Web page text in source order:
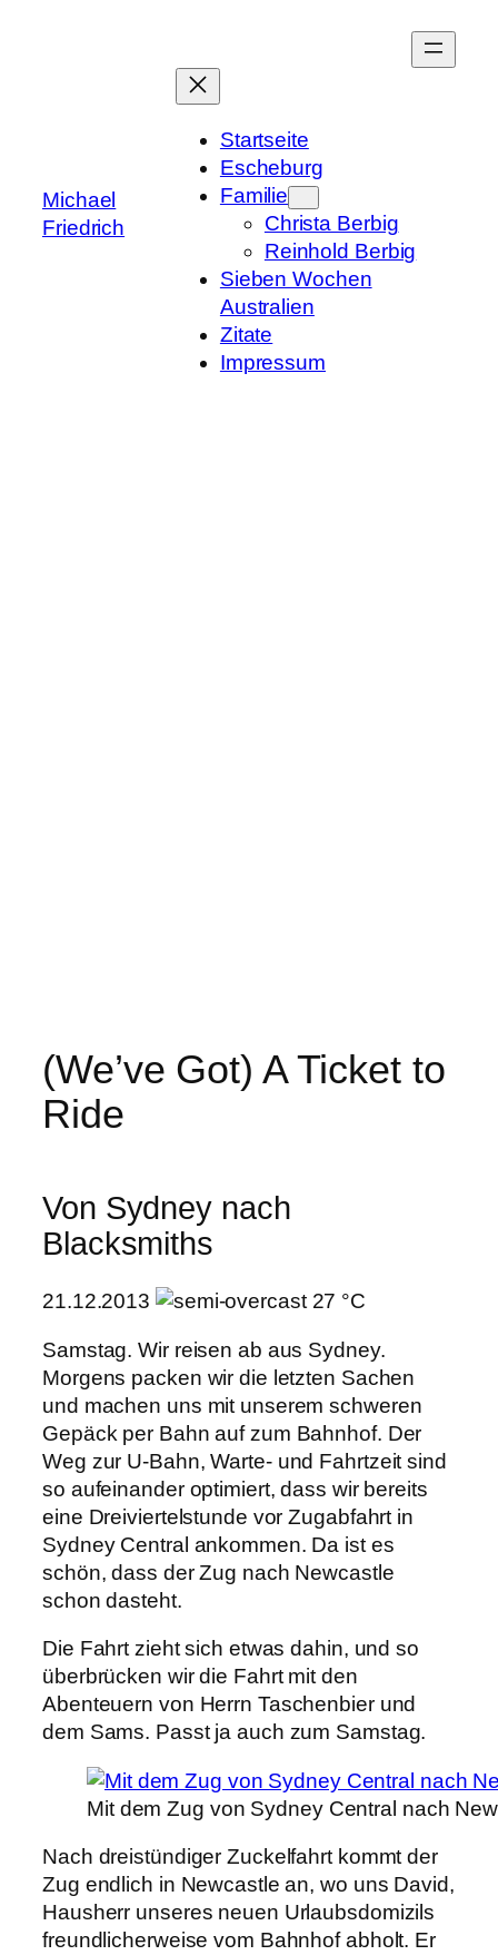
Michael
Friedrich
Startseite
Escheburg
Familie
Christa Berbig
Reinhold Berbig
Sieben Wochen
Australien
Zitate
Impressum
(We’ve Got) A Ticket to
Ride
Von Sydney nach
Blacksmiths
21.12.2013 27 °C
Samstag. Wir reisen ab aus Sydney.
Morgens packen wir die letzten Sachen
und machen uns mit unserem schweren
Gepäck per Bahn auf zum Bahnhof. Der
Weg zur U-Bahn, Warte- und Fahrtzeit sind
so aufeinander optimiert, dass wir bereits
eine Dreiviertelstunde vor Zugabfahrt in
Sydney Central ankommen. Da ist es
schön, dass der Zug nach Newcastle
schon dasteht.
Die Fahrt zieht sich etwas dahin, und so
überbrücken wir die Fahrt mit den
Abenteuern von Herrn Taschenbier und
dem Sams. Passt ja auch zum Samstag.
Mit dem Zug von Sydney Central nach
Nach dreistündiger Zuckelfahrt kommt der
Zug endlich in Newcastle an, wo uns David,
Hausherr unseres neuen Urlaubsdomizils
freundlicherweise vom Bahnhof abholt. Er